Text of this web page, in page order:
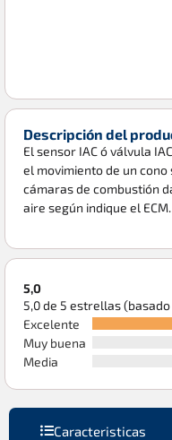
Descripción del
El sensor IAC ó válvula
el movimiento de un
cámaras de combustión
aire según indique el ECM.
5,0
5,0 de 5 estrellas
Excelente
Muy buena
Media
Caracteristicas